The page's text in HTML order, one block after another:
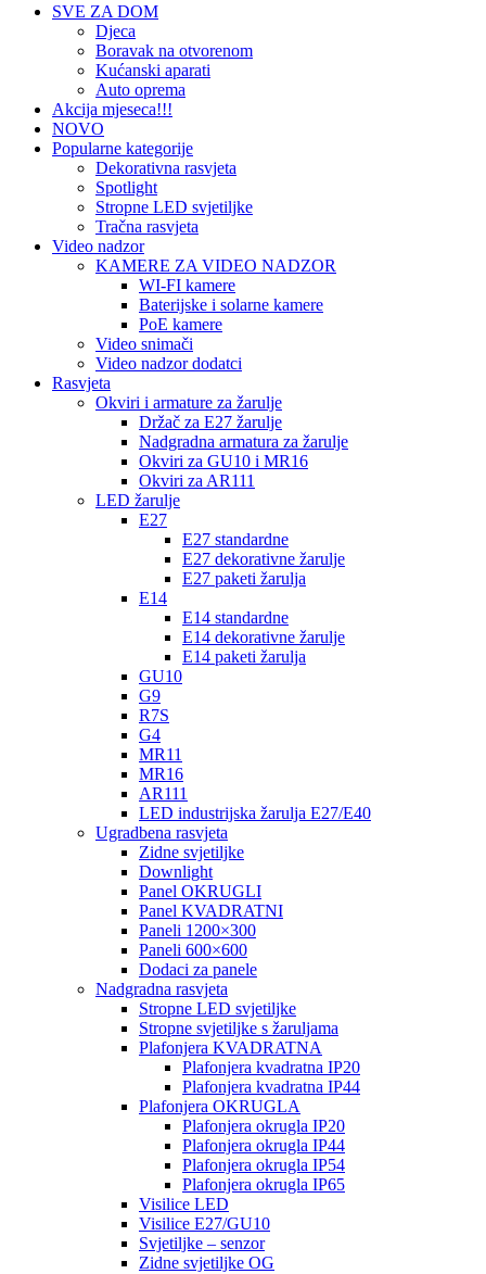
SVE ZA DOM
Djeca
Boravak na otvorenom
Kućanski aparati
Auto oprema
Akcija mjeseca!!!
NOVO
Popularne kategorije
Dekorativna rasvjeta
Spotlight
Stropne LED svjetiljke
Tračna rasvjeta
Video nadzor
KAMERE ZA VIDEO NADZOR
WI-FI kamere
Baterijske i solarne kamere
PoE kamere
Video snimači
Video nadzor dodatci
Rasvjeta
Okviri i armature za žarulje
Držač za E27 žarulje
Nadgradna armatura za žarulje
Okviri za GU10 i MR16
Okviri za AR111
LED žarulje
E27
E27 standardne
E27 dekorativne žarulje
E27 paketi žarulja
E14
E14 standardne
E14 dekorativne žarulje
E14 paketi žarulja
GU10
G9
R7S
G4
MR11
MR16
AR111
LED industrijska žarulja E27/E40
Ugradbena rasvjeta
Zidne svjetiljke
Downlight
Panel OKRUGLI
Panel KVADRATNI
Paneli 1200×300
Paneli 600×600
Dodaci za panele
Nadgradna rasvjeta
Stropne LED svjetiljke
Stropne svjetiljke s žaruljama
Plafonjera KVADRATNA
Plafonjera kvadratna IP20
Plafonjera kvadratna IP44
Plafonjera OKRUGLA
Plafonjera okrugla IP20
Plafonjera okrugla IP44
Plafonjera okrugla IP54
Plafonjera okrugla IP65
Visilice LED
Visilice E27/GU10
Svjetiljke – senzor
Zidne svjetiljke OG